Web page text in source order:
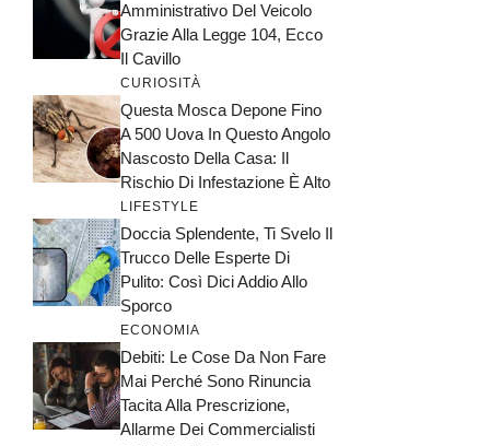
Amministrativo Del Veicolo
Grazie Alla Legge 104, Ecco
Il Cavillo
CURIOSITÀ
Questa Mosca Depone Fino
A 500 Uova In Questo Angolo
Nascosto Della Casa: Il
Rischio Di Infestazione È Alto
LIFESTYLE
Doccia Splendente, Ti Svelo Il
Trucco Delle Esperte Di
Pulito: Così Dici Addio Allo
Sporco
ECONOMIA
Debiti: Le Cose Da Non Fare
Mai Perché Sono Rinuncia
Tacita Alla Prescrizione,
Allarme Dei Commercialisti